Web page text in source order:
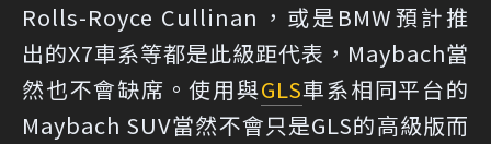
Rolls-Royce Cullinan，或是BMW預計推
出的X7車系等都是此級距代表，Maybach當
然也不會缺席。使用與GLS車系相同平台的
Maybach SUV當然不會只是GLS的高級版而